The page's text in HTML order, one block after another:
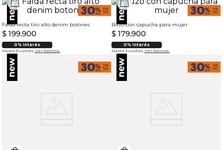
Falda recta tiro alto denim botones
$ 199.900
0% Interés
Hasta 3 cuotas. Ver bancos.
Buzo con capucha para mujer
$ 179.900
0% Interés
Hasta 3 cuotas. Ver bancos.